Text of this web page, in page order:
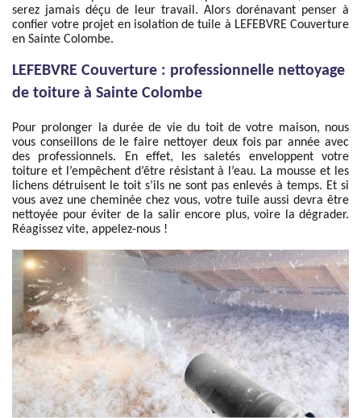
serez jamais déçu de leur travail. Alors dorénavant penser à
confier votre projet en isolation de tuile à LEFEBVRE Couverture
en Sainte Colombe.
LEFEBVRE Couverture : professionnelle nettoyage
de toiture à Sainte Colombe
Pour prolonger la durée de vie du toit de votre maison, nous
vous conseillons de le faire nettoyer deux fois par année avec
des professionnels. En effet, les saletés enveloppent votre
toiture et l’empêchent d’être résistant à l’eau. La mousse et les
lichens détruisent le toit s’ils ne sont pas enlevés à temps. Et si
vous avez une cheminée chez vous, votre tuile aussi devra être
nettoyée pour éviter de la salir encore plus, voire la dégrader.
Réagissez vite, appelez-nous !